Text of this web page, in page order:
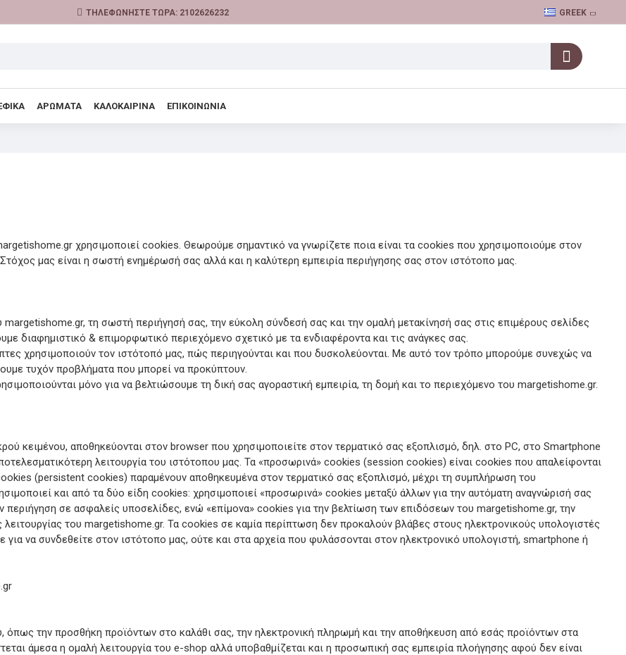
ΤΗΛΕΦΩΝΗΣΤΕ ΤΩΡΑ: 2102626232 GREEK
ΑΡΩΜΑΤΑ ΚΑΛΟΚΑΙΡΙΝΑ ΕΠΙΚΟΙΝΩΝΙΑ
χρησιμοποιεί cookies. Θεωρούμε σημαντικό να γνωρίζετε ποια είναι τα cookies που χρησιμοποιούμε στoν
μας είναι η σωστή ενημέρωσή σας αλλά και η καλύτερη εμπειρία περιήγησης σας στον ιστότοπο μας.
τη σωστή περιήγησή σας, την εύκολη σύνδεσή σας και την ομαλή μετακίνησή σας στις επιμέρους σελίδες
διαφημιστικό & επιμορφωτικό περιεχόμενο σχετικό με τα ενδιαφέροντα και τις ανάγκες σας.
χρησιμοποιούν τον ιστότοπό μας, πώς περιηγούνται και που δυσκολεύονται. Με αυτό τον τρόπο μπορούμε συνεχώς να
τυχόν προβλήματα που μπορεί να προκύπτουν.
μόνο για να βελτιώσουμε τη δική σας αγοραστική εμπειρία, τη δομή και το περιεχόμενο του margetishome.gr.
κειμένου, αποθηκεύονται στον browser που χρησιμοποιείτε στον τερματικό σας εξοπλισμό, δηλ. στο PC, στο Smartphone
λειτουργία του ιστότοπου μας. Τα «προσωρινά» cookies (session cookies) είναι cookies που απαλείφονται
(persistent cookies) παραμένουν αποθηκευμένα στον τερματικό σας εξοπλισμό, μέχρι τη συμπλήρωση του
και από τα δύο είδη cookies: χρησιμοποιεί «προσωρινά» cookies μεταξύ άλλων για την αυτόματη αναγνώρισή σας
σε ασφαλείς υποσελίδες, ενώ «επίμονα» cookies για την βελτίωση των επιδόσεων του margetishome.gr, την
του margetishome.gr. Τα cookies σε καμία περίπτωση δεν προκαλούν βλάβες στους ηλεκτρονικούς υπολογιστές
να συνδεθείτε στον ιστότοπο μας, ούτε και στα αρχεία που φυλάσσονται στον ηλεκτρονικό υπολογιστή, smartphone ή
όπως την προσθήκη προϊόντων στο καλάθι σας, την ηλεκτρονική πληρωμή και την αποθήκευση από εσάς προϊόντων στα
άμεσα η ομαλή λειτουργία του e-shop αλλά υποβαθμίζεται και η προσωπική σας εμπειρία πλοήγησης αφού δεν είναι